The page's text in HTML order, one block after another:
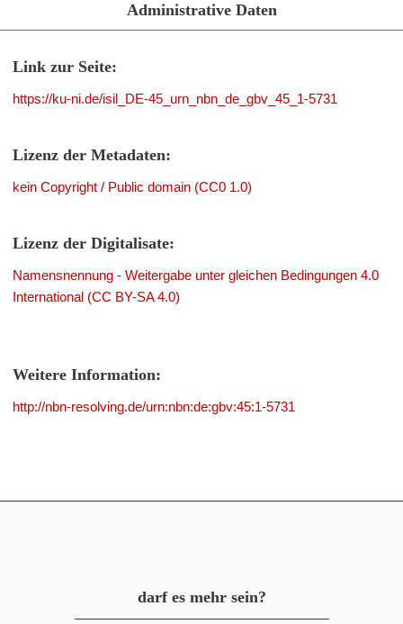
Administrative Daten
Link zur Seite:
https://ku-ni.de/isil_DE-45_urn_nbn_de_gbv_45_1-5731
Lizenz der Metadaten:
kein Copyright / Public domain (CC0 1.0)
Lizenz der Digitalisate:
Namensnennung - Weitergabe unter gleichen Bedingungen 4.0
International (CC BY-SA 4.0)
Weitere Information:
http://nbn-resolving.de/urn:nbn:de:gbv:45:1-5731
darf es mehr sein?